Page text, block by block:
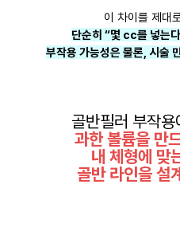
이 차이를 제대
단순히 “몇 cc를 넣는
부작용 가능성은 물론, 시술
골반필러 부작
과한 볼륨을 만
내 체형에 맞
골반 라인을 설